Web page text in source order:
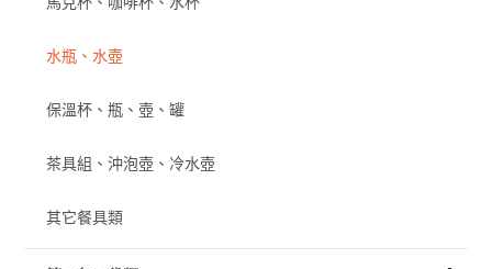
水瓶、水壺
保溫杯、瓶、壺、罐
茶具組、沖泡壺、冷水壺
其它餐具類